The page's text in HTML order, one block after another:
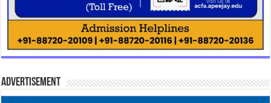
Advertisement